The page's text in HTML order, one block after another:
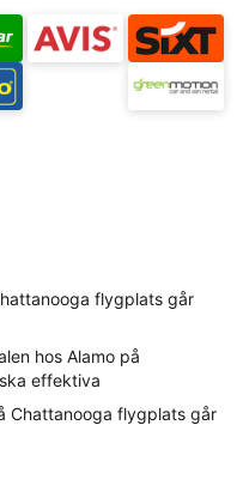
flygplats går
hos Alamo på
effektiva
Chattanooga flygplats går